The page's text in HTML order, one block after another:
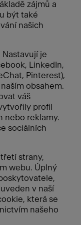
zájmů a
být také
našich
je
LinkedIn,
Pinterest),
obsahem.
váš
profil
nebo reklamy.
sociálních
strany,
webu. Úplný
v naší
která se
našeho